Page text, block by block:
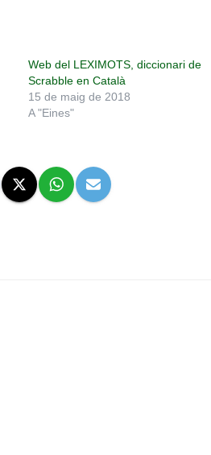
Web del LEXIMOTS, diccionari de
Scrabble en Català
15 de maig de 2018
A "Eines"